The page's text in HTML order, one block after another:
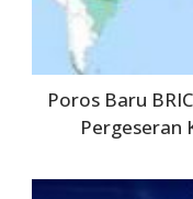
Poros Baru
Pergeseran